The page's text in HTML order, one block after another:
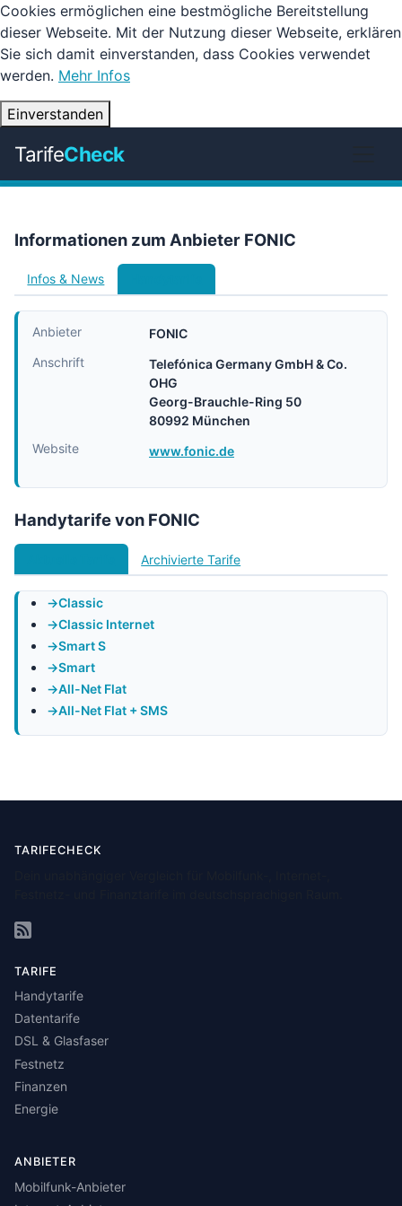
Cookies ermöglichen eine bestmögliche Bereitstellung
dieser Webseite. Mit der Nutzung dieser Webseite, erklären
Sie sich damit einverstanden, dass Cookies verwendet
werden. Mehr Infos
Einverstanden
TarifeCheck
Informationen zum Anbieter FONIC
Infos & News
Anbieter
FONIC
Anschrift
Telefónica Germany GmbH & Co.
OHG
Georg-Brauchle-Ring 50
80992 München
Website
www.fonic.de
Handytarife von FONIC
Archivierte Tarife
Classic
Classic Internet
Smart S
Smart
All-Net Flat
All-Net Flat + SMS
TARIFECHECK
TARIFE
Handytarife
Datentarife
DSL & Glasfaser
Festnetz
Finanzen
Energie
ANBIETER
Mobilfunk-Anbieter